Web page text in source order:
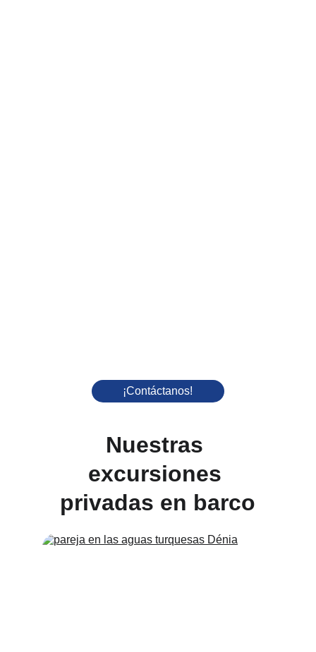
¡Contáctanos!
Nuestras
excursiones
privadas en barco